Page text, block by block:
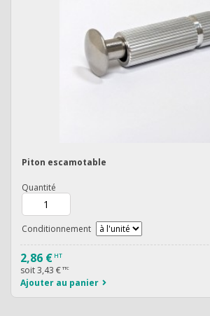
Piton escamotable
Quantité
Conditionnement
2,86 € HT
soit3,43 € TTC
Ajouter au panier